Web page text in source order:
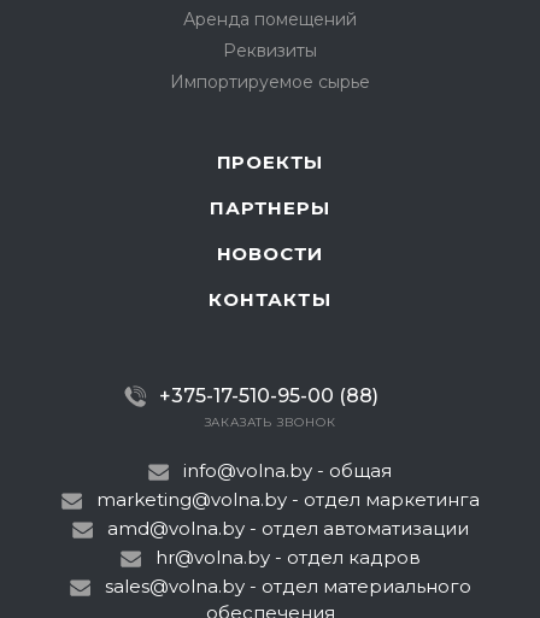
Аренда помещений
Реквизиты
Импортируемое сырье
ПРОЕКТЫ
ПАРТНЕРЫ
НОВОСТИ
КОНТАКТЫ
+375-17-510-95-00 (88)
ЗАКАЗАТЬ ЗВОНОК
info@volna.by - общая
marketing@volna.by- отдел маркетинга
amd@volna.by- отдел автоматизации
hr@volna.by- отдел кадров
sales@volna.by- отдел материального
обеспечения